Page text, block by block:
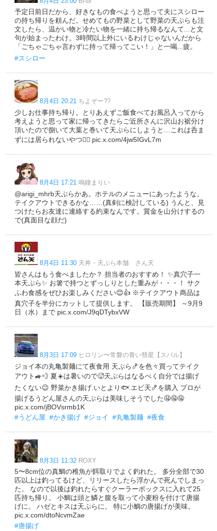
予定日前日だから、好きなもの食べようと思って夫にスシロー
の持ち帰りを頼んだ。せめてもの野菜として野菜の天ぷらも注
文したら、温かい物と冷たい物を一緒に持ち帰るなんて...と文
句が始まったわけ。3時間以上外にいるわけじゃないんだから
「ごちゃごちゃ言わずに持って帰ってこい！」と一喝...疲。
#スシロー
8月4日 20:21 ちよぞー??
少しお仕事持ち帰り。とりあえずご飯食べてお風呂入ってから
考えようと思って家に帰ってきたらご近所さんに沢山お裾分け
頂いたので捌いて大葉と巻いて天ぷらにしようと…これは呑ま
ずには居られないやつ🤦‍♂️ pic.x.com/4jw5IGvL7m
8月4日 17:21 鳴鐘まりい
@arigi_mhrb天ぷらかあ。ホテルのメニューにあったような。
テイクアウトできるかな……(真剣に検討している) うんと、見
つけたらお友達に連絡する約束なんです。賞金を山分けするの
で(真面目な顔だ)
8月4日 11:30 天丼・天ぷら本舗 さん天
皆さんはもう食べましたか？ 担当者のおすすめ！ ✨真穴子一
本天ぷら✨ お箸で持つとずっしりとした重みが・・・！ サク
ふわ食感をぜひお楽しみください😊👍 ※テイクアウト商品は
真穴子を半分にカットして提供します。 【販売期間】 ～9月9
日（水）まで pic.x.com/J9qDTybxVW
8月3日 17:09 ヒロリン〜常磐の青い彗星【スバル】
ジョイ本の丸亀製麺にて夜食用 天ぷら🍤を色々買ってテイク
アウト🚙💨 夏☀️は暑いので🥵天ぷらはなるべく自分では揚げ
たくない😉 野菜かき揚げ.いとより🐟.エビ天🍤を購入 プロが
揚げるうどん屋さんの天ぷらは美味しそうでした🤤🤤🤤
pic.x.com/jBOVsrmb1K
#うどん屋 #かき揚げ #ジョイ #丸亀製麺 #夜食
8月3日 11:32 ROXY
5〜8cm位の真鯛の稚魚が餌取りでよく釣れた。 多分全部で30
匹以上は釣ってるけど、リリースしたら浮かんで死んでしまっ
た。 なので以後は釣れたらすぐクーラーボックスに入れて25
匹持ち帰り。 小鯛は頭と鱗と腹を取って小麦粉を付けて唐揚
げに。 ハゼとキスは天ぷらに。 特に小鯛の唐揚げが美味。
pic.x.com/dtoNcvmZae
#唐揚げ